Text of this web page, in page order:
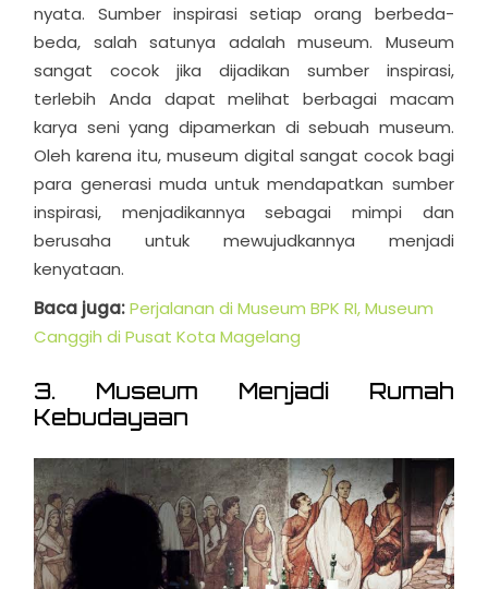
nyata. Sumber inspirasi setiap orang berbeda-
beda, salah satunya adalah museum. Museum
sangat cocok jika dijadikan sumber inspirasi,
terlebih Anda dapat melihat berbagai macam
karya seni yang dipamerkan di sebuah museum.
Oleh karena itu, museum digital sangat cocok bagi
para generasi muda untuk mendapatkan sumber
inspirasi, menjadikannya sebagai mimpi dan
berusaha untuk mewujudkannya menjadi
kenyataan.
Baca juga: Perjalanan di Museum BPK RI, Museum
Canggih di Pusat Kota Magelang
3. Museum Menjadi Rumah
Kebudayaan